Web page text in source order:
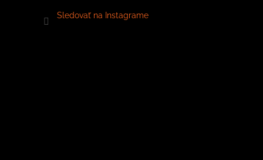
Sledovať na Instagrame